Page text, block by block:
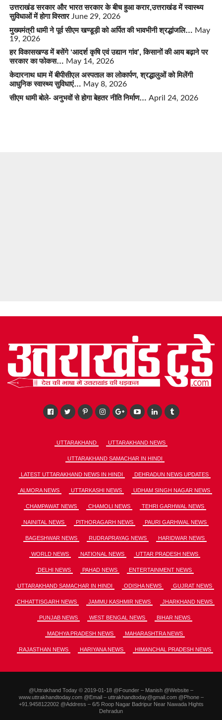
उत्तराखंड सरकार और भारत सरकार के बीच हुआ करार,उत्तराखंड में स्वास्थ्य
सुविधाओं में होगा विस्तार June 29, 2026
मुख्यमंत्री धामी ने पूर्व सीएम खण्डूड़ी को अर्पित की भावभीनी श्रद्धांजलि… May
19, 2026
हर विकासखण्ड में बसेंगे ‘आदर्श कृषि एवं उद्यान गांव’, किसानों की आय बढ़ाने पर
सरकार का फोकस… May 14, 2026
केदारनाथ धाम में बीपीसीएल अस्पताल का लोकार्पण, श्रद्धालुओं को मिलेंगी
आधुनिक स्वास्थ्य सुविधाएं… May 8, 2026
सीएम धामी बोले- अनुभवों से होगा बेहतर नीति निर्माण… April 24, 2026
UTTARAKHAND UTTARAKHAND NEWS
UTTARAKHAND SAMACHAR IN HINDI
LATEST UTTARAKHAND NEWS IN HINDI DEHRADUN NEWS UPDATES
ALMORA NEWS UTTARKASHI NEWS UDHAM SINGH NAGAR NEWS
CHAMPAWAT NEWS CHAMOLI NEWS TEHRI GARHWAL NEWS
NAINITAL NEWS PITHORAGARH NEWS PAURI GARHWAL NEWS
BAGESHWAR NEWS RUDRAPRAYAG NEWS HARIDWAR NEWS
WORLD NEWS NATIONAL NEWS UTTAR PRADESH NEWS
DELHI NEWS PAHAD NEWS ENTERTAINMENT NEWS
UTTARAKHAND SAMACHAR IN HINDI ODISHA NEWS GUJRAT NEWS
CHHATTISGARH NEWS JAMMU KASHMIR NEWS JHARKHAND NEWS
PUNJAB NEWS WEST BENGAL NEWS BIHAR NEWS
MADHYA PRADESH NEWS MAHARASHTRA NEWS
RAJASTHAN NEWS HARIYANA NEWS HIMANCHAL PRADESH NEWS
@Uttrakhand Today © 2019-01-18 @Founder – Manish @Website –
www.uttrakhandtoday.com @Email – uttrakhandtoday@gmail.com @Phone –
+91.9458122002 @Address – 6/5 Roop Nagar Badripur Near Nawada Hights
Dehradun